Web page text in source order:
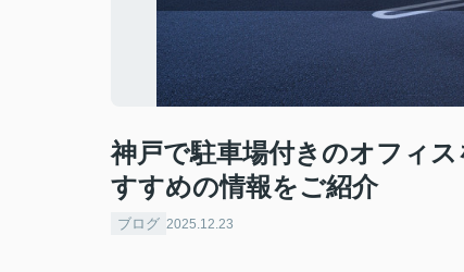
神戸で駐車場付きのオフィ
すすめの情報をご紹介
ブログ 2025.12.23